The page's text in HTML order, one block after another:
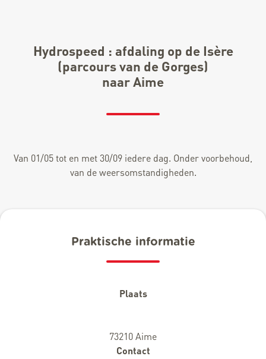
Hydrospeed : afdaling op de Isère
(parcours van de Gorges)
naar Aime
Van 01/05 tot en met 30/09 iedere dag. Onder voorbehoud,
van de weersomstandigheden.
Praktische informatie
Plaats
73210 Aime
Contact